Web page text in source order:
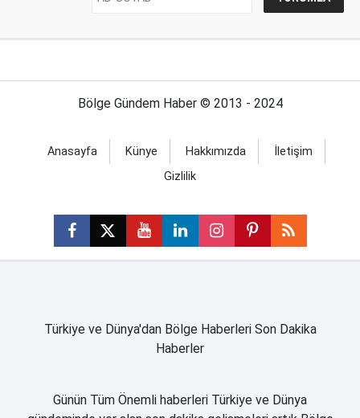
Bölge Gündem Haber © 2013 - 2024
Anasayfa Künye Hakkımızda
İletişim
Gizlilik
Türkiye ve Dünya'dan Bölge Haberleri Son Dakika
Haberler
Günün Tüm Önemli haberleri Türkiye ve Dünya